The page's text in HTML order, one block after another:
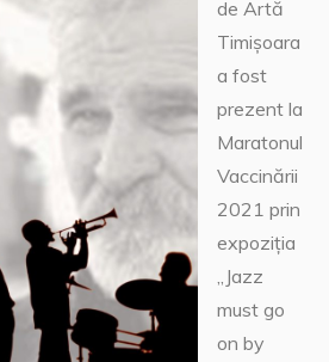
de Artă
Timișoara
a fost
prezent la
Maratonul
Vaccinării
2021 prin
expoziția
„Jazz
must go
on by